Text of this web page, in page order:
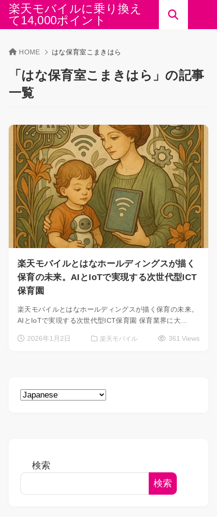
楽天モバイルに乗り換え
て14,000ポイント
HOME はな保育室こまきはら
「はな保育室こまきはら」の記事
一覧
楽天モバイルとはなホールディングスが描く
保育の未来。AIとIoTで実現する次世代型ICT
保育園
楽天モバイルとはなホールディングスが描く保育の未来。
AIとIoTで実現する次世代型ICT保育園 保育業界に大…
2026年1月2日 楽天モバイル 361 Views
検索
検索